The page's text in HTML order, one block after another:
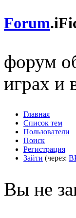
Forum.
форум
играх и
Главная
Список тем
Пользователи
Поиск
Регистрация
Зайти (через:
Вы не